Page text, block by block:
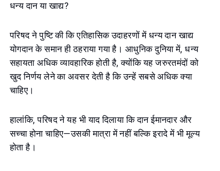
धन्य दान या खाद्य?
परिषद ने पुष्टि की कि एतिहासिक उदाहरणों में धन्य दान खाद्य
योगदान के समान ही ठहराया गया है। आधुनिक दुनिया में, धन्य
सहायता अधिक व्यावहारिक होती है, क्योंकि यह जरुरतमंदों को
खुद निर्णय लेने का अवसर देती है कि उन्हें सबसे अधिक क्या
चाहिए।
हालांकि, परिषद ने यह भी याद दिलाया कि दान ईमानदार और
सच्चा होना चाहिए—उसकी मात्रा में नहीं बल्कि इरादे में भी मूल्य
होता है।